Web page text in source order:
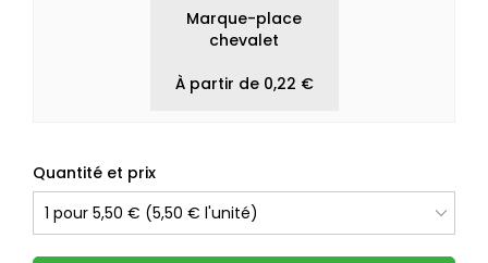
Marque-place
chevalet
À partir de 0,22 €
Quantité et prix